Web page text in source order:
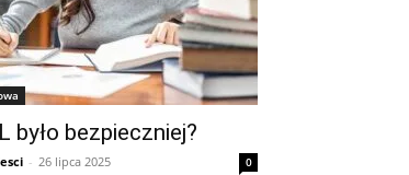
było bezpieczniej?
- 26 lipca 2025 0